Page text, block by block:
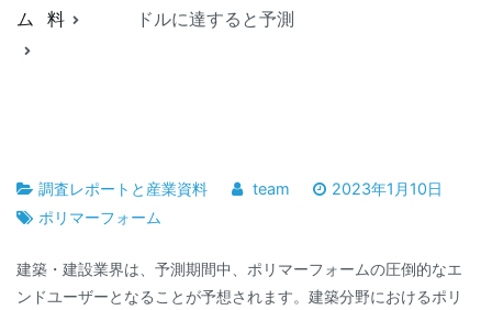
ム
料
ドルに達すると予測
調査レポートと産業資料 team
2023年1月10日
ポリマーフォーム
建築・建設業界は、予測期間中、ポリマーフォームの圧倒的なエ
ンドユーザーとなることが予想されます。建築分野におけるポリ